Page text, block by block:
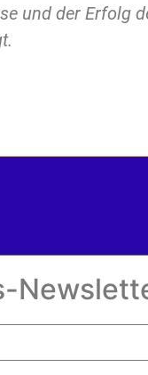
und der Erfolg